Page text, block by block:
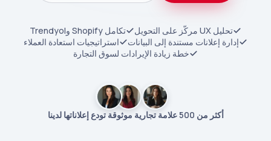
تحليل UX مركّز على التحويل
تكامل Shopify وTrendyol
إدارة إعلانات مستندة إلى البيانات
استراتيجيات استعادة العملاء
خطة زيادة الإيرادات لسوق التجارة
أكثر من 500 علامة تجارية موثوقة تودع إعلاناتها لدينا